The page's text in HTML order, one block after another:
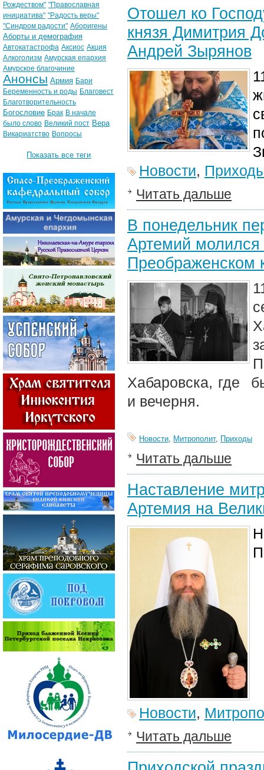
Отошел ко
князя Димитрия
Андрей Зырянов
Новости,
Читать дальше
В понедельник
Артемий молился
Преображенском
Хабаровска, где
и вечерня.
Новости, Митрополит, Приходы
Читать дальше
Наставление
Артемия на
Новости,
Читать дальше
Рождеством" "Православная
инициатива" "Радость веры"
"Синдром радости" Аборигены
Аборты и демография
Автокатастрофа Аксиос Акция
Алкоголизм Амурская епархия
Амурское благочиние
Анонсы Армия Бари
Беременность и роды Благовест
Благотворительность
Богословие Брак В начале
было слово Великий пост Вера
Викариатство Вопросы
Показать все теги